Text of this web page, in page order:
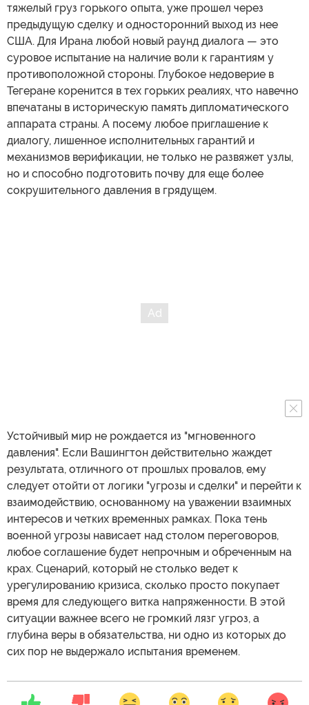
тяжелый груз горького опыта, уже прошел через
предыдущую сделку и односторонний выход из нее
США. Для Ирана любой новый раунд диалога — это
суровое испытание на наличие воли к гарантиям у
противоположной стороны. Глубокое недоверие в
Тегеране коренится в тех горьких реалиях, что навечно
впечатаны в историческую память дипломатического
аппарата страны. А посему любое приглашение к
диалогу, лишенное исполнительных гарантий и
механизмов верификации, не только не развяжет узлы,
но и способно подготовить почву для еще более
сокрушительного давления в грядущем.
Устойчивый мир не рождается из "мгновенного
давления". Если Вашингтон действительно жаждет
результата, отличного от прошлых провалов, ему
следует отойти от логики "угрозы и сделки" и перейти к
взаимодействию, основанному на уважении взаимных
интересов и четких временных рамках. Пока тень
военной угрозы нависает над столом переговоров,
любое соглашение будет непрочным и обреченным на
крах. Сценарий, который не столько ведет к
урегулированию кризиса, сколько просто покупает
время для следующего витка напряженности. В этой
ситуации важнее всего не громкий лязг угроз, а
глубина веры в обязательства, ни одно из которых до
сих пор не выдержало испытания временем.